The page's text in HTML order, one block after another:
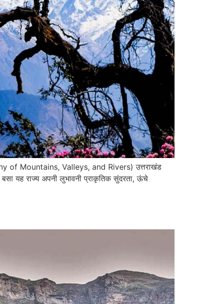
of Mountains, Valleys, and Rivers) उत्तराखंड
यह राज्य अपनी लुभावनी प्राकृतिक सुंदरता, ऊंचे